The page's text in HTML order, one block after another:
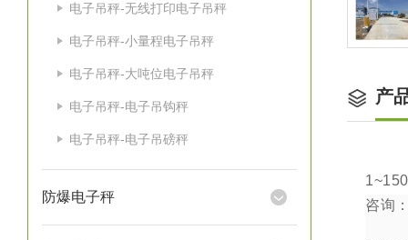
电子吊秤-无线打印电子吊秤
电子吊秤-小量程电子吊秤
电子吊秤-大吨位电子吊秤
电子吊秤-电子吊钩秤
电子吊秤-电子吊磅秤
防爆电子秤
产
1~150
咨询